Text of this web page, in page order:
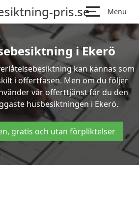
pris.se Menu
i Ekerö
kan kännas som
i offertfasen. Men om du följer
vår offerttjänst får du den
husbesiktningen i Ekerö.
gratis och utan förpliktelser